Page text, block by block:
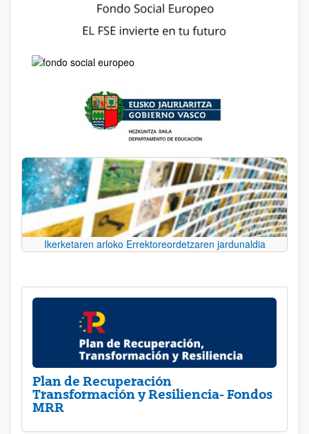
Ikerketaren arloko Errektoreordetzaren jardunaldia
Plan de Recuperación
Transformación y Resiliencia- Fondos
MRR